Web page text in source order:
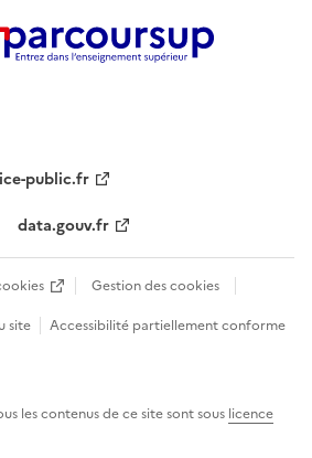
public.fr
data.gouv.fr
Gestion des cookies
site
Accessibilité partiellement conforme
les contenus de ce site sont sous licence